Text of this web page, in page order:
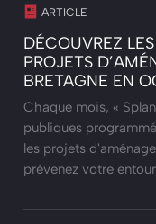
ARTICLE
DÉCOUVREZ
PROJETS
BRETAGNE EN
Chaque mois, «
publiques
les projets
prévenez votre